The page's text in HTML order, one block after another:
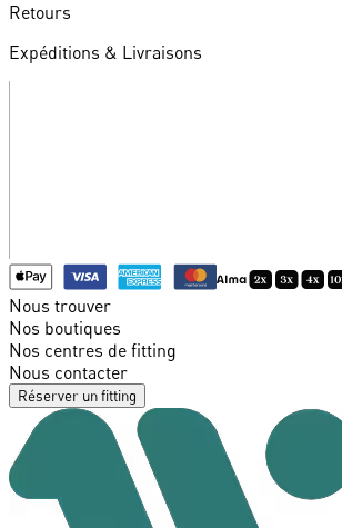
Retours
Expéditions & Livraisons
Nous trouver
Nos boutiques
Nos centres de fitting
Nous contacter
Réserver un fitting